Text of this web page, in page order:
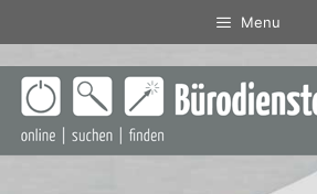
Inhalt
springen
Menu